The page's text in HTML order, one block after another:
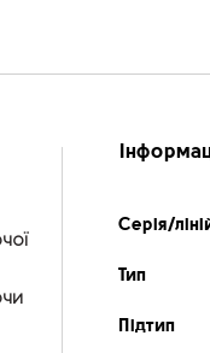
Серія/
Тип
Підтип